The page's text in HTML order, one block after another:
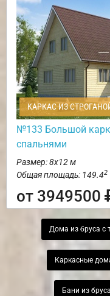
КАРКАС ИЗ
№133 Большой
спальнями
Размер: 8х12 м
Общая площадь: 149.42
от 3949500
Дома из бруса с
Каркасные
Бани из